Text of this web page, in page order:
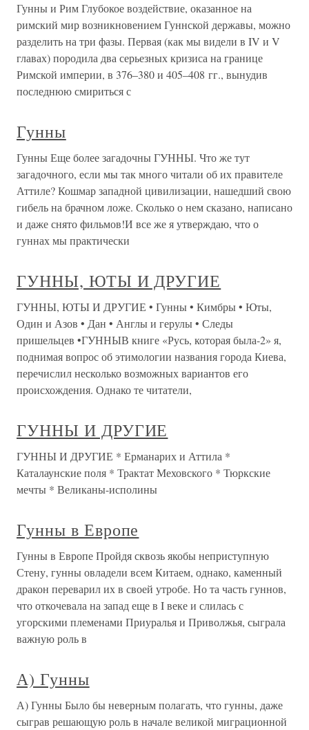
Гунны и Рим Глубокое воздействие, оказанное на
римский мир возникновением Гуннской державы, можно
разделить на три фазы. Первая (как мы видели в IV и V
главах) породила два серьезных кризиса на границе
Римской империи, в 376–380 и 405–408 гг., вынудив
последнюю смириться с
Гунны
Гунны Еще более загадочны ГУННЫ. Что же тут
загадочного, если мы так много читали об их правителе
Аттиле? Кошмар западной цивилизации, нашедший свою
гибель на брачном ложе. Сколько о нем сказано, написано
и даже снято фильмов!И все же я утверждаю, что о
гуннах мы практически
ГУННЫ, ЮТЫ И ДРУГИЕ
ГУННЫ, ЮТЫ И ДРУГИЕ • Гунны • Кимбры • Юты,
Один и Азов • Дан • Англы и герулы • Следы
пришельцев •ГУННЫВ книге «Русь, которая была-2» я,
поднимая вопрос об этимологии названия города Киева,
перечислил несколько возможных вариантов его
происхождения. Однако те читатели,
ГУННЫ И ДРУГИЕ
ГУННЫ И ДРУГИЕ * Ерманарих и Аттила *
Каталаунские поля * Трактат Меховского * Тюркские
мечты * Великаны-исполины
Гунны в Европе
Гунны в Европе Пройдя сквозь якобы неприступную
Стену, гунны овладели всем Китаем, однако, каменный
дракон переварил их в своей утробе. Но та часть гуннов,
что откочевала на запад еще в I веке и слилась с
угорскими племенами Приуралья и Приволжья, сыграла
важную роль в
А) Гунны
А) Гунны Было бы неверным полагать, что гунны, даже
сыграв решающую роль в начале великой миграционной